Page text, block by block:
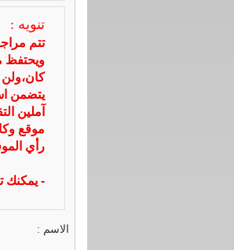
تنويه :
تتم
ويحتفظ
يتضمن
آملين
موقع
رأي
- يمكنك
الاسم :